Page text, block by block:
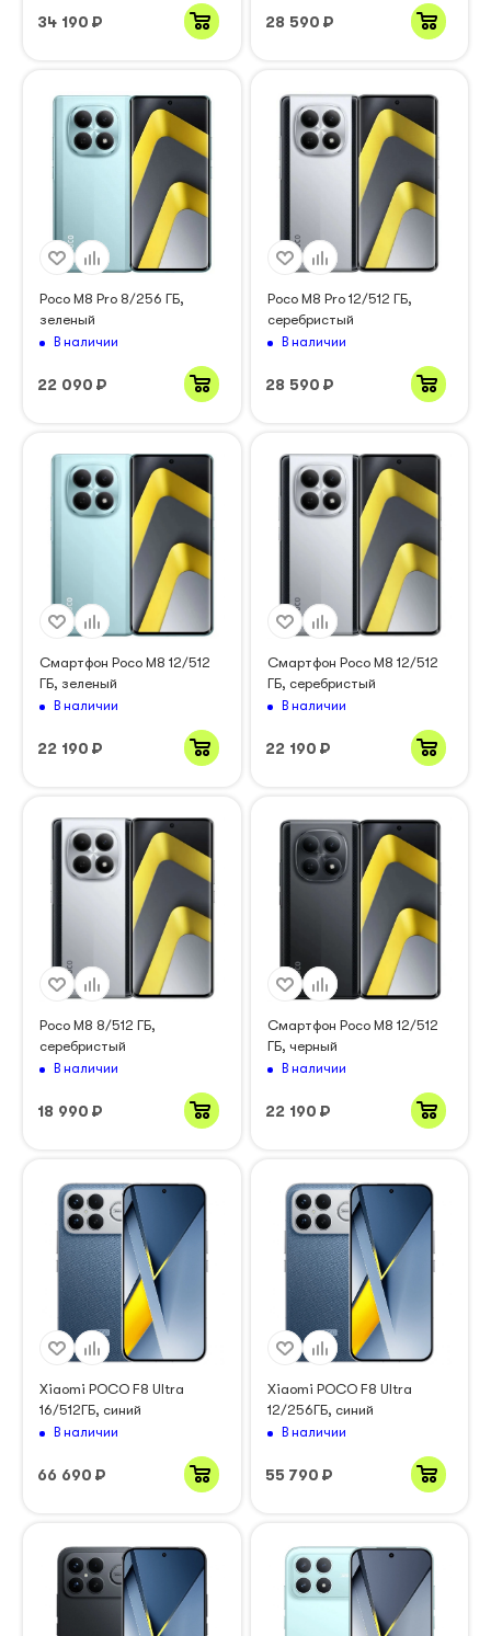
34 190 ₽ 28 590 ₽
Poco M8 Pro 8/256 ГБ,
зеленый
В наличии
22 090 ₽
Poco M8 Pro 12/512 ГБ,
серебристый
В наличии
28 590 ₽
Смартфон Poco M8 12/512
ГБ, зеленый
В наличии
22 190 ₽
Смартфон Poco M8 12/512
ГБ, серебристый
В наличии
22 190 ₽
Poco M8 8/512 ГБ,
серебристый
В наличии
18 990 ₽
Смартфон Poco M8 12/512
ГБ, черный
В наличии
22 190 ₽
Xiaomi POCO F8 Ultra
16/512ГБ, синий
В наличии
66 690 ₽
Xiaomi POCO F8 Ultra
12/256ГБ, синий
В наличии
55 790 ₽